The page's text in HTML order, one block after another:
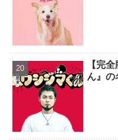
【完
ん』